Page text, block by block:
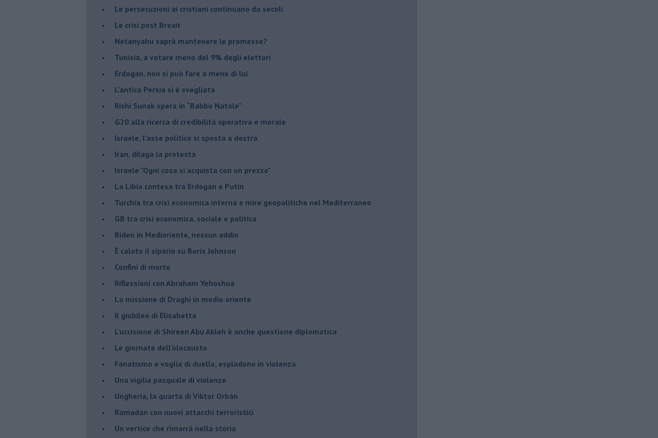
Le persecuzioni ai cristiani continuano da secoli
Le crisi post Brexit
Netanyahu saprà mantenere le promesse?
Tunisia, a votare meno del 9% degli elettori
Erdogan, non si può fare a meno di lui
L'antica Persia si è svegliata
Rishi Sunak spera in “Babbo Natale”
G20 alla ricerca di credibilità operativa e morale
Israele, l'asse politico si sposta a destra
Iran, dilaga la protesta
Israele "Ogni cosa si acquista con un prezzo"
La Libia contesa tra Erdogan e Putin
Turchia tra crisi economica interna e mire geopolitiche nel Mediterraneo
GB tra crisi economica, sociale e politica
Biden in Medioriente, nessun addio
È calato il sipario su Boris Johnson
Confini di morte
Riflessioni con Abraham Yehoshua
La missione di Draghi in medio oriente
Il giubileo di Elisabetta
L'uccisione di Shireen Abu Akleh è anche questione diplomatica
Le giornate dell'olocausto
Fanatismo e voglia di duello, esplodono in violenza
Una vigilia pasquale di violenze
Ungheria, la quarta di Viktor Orbán
Ramadan con nuovi attacchi terroristici
Un vertice che rimarrà nella storia